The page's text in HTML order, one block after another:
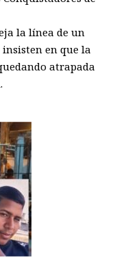
la línea de un
en que la
atrapada